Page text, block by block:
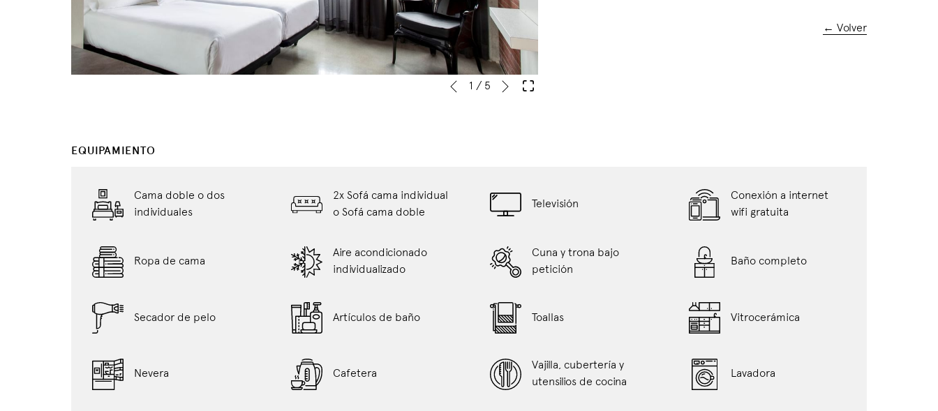
Botones
diapositivas
Al
contenido
Anterior
1 / 5
Siguiente
← Volver
EQUIPAMIENTO
Cama doble o dos
individuales
2x Sofá cama individual
o Sofá cama doble
Televisión
Conexión a internet
wifi gratuita
Ropa de cama
Aire acondicionado
individualizado
Cuna y trona bajo
petición
Baño completo
Secador de pelo Artículos de baño Toallas Vitrocerámica
Nevera Cafetera
Vajilla, cubertería y
utensilios de cocina
Lavadora